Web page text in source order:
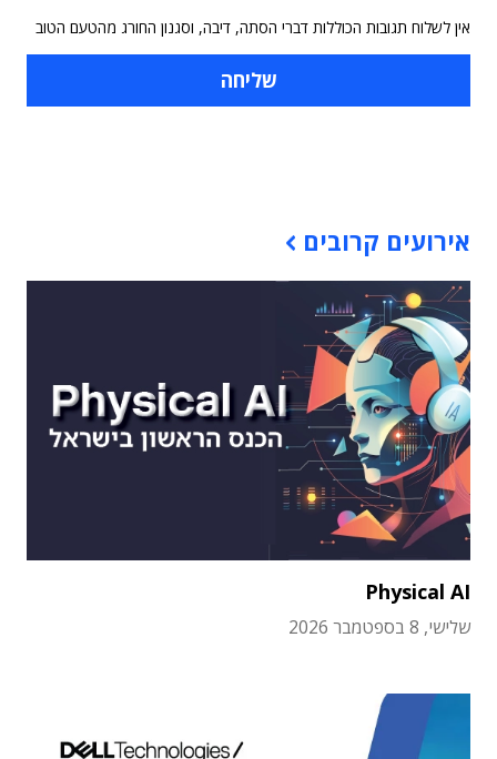
אין לשלוח תגובות הכוללות דברי הסתה, דיבה, וסגנון החורג מהטעם הטוב
אירועים קרובים
Physical AI
שלישי, 8 בספטמבר 2026